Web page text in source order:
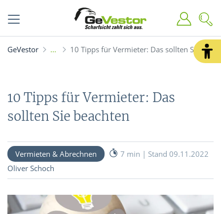
GeVestor 10 Tipps für Vermieter: Das sollten Sie
10 Tipps für Vermieter: Das
sollten Sie beachten
Vermieten & Abrechnen
7 min | Stand 09.11.2022
Oliver Schoch